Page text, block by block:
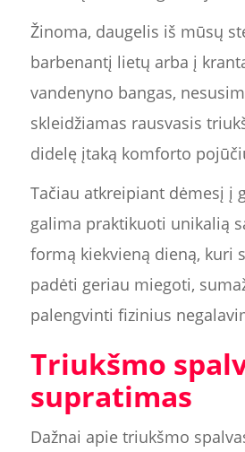
Žinoma, daugelis iš mūsų
barbenantį lietų arba į
vandenyno bangas,
skleidžiamas rausvasis
didelę įtaką komforto
Tačiau atkreipiant dėmesį į
galima praktikuoti unikalią
formą kiekvieną dieną, kuri
padėti geriau miegoti,
palengvinti fizinius
Triukšmo
supratimas
Dažnai apie triukšmo